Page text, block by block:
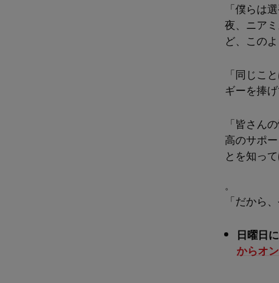
「僕らは
夜、ニア
ど、この
「同じこ
ギーを捧
「皆さん
高のサポ
とを知っ
。
「だから
日曜日
からオ